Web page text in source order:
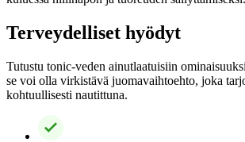
Terveydelliset hyödyt
Tutustu tonic-veden ainutlaatuisiin
se voi olla virkistävä juomavaihtoehto, joka
kohtuullisesti nautittuna.